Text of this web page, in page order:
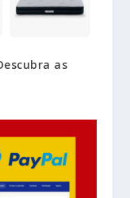
as